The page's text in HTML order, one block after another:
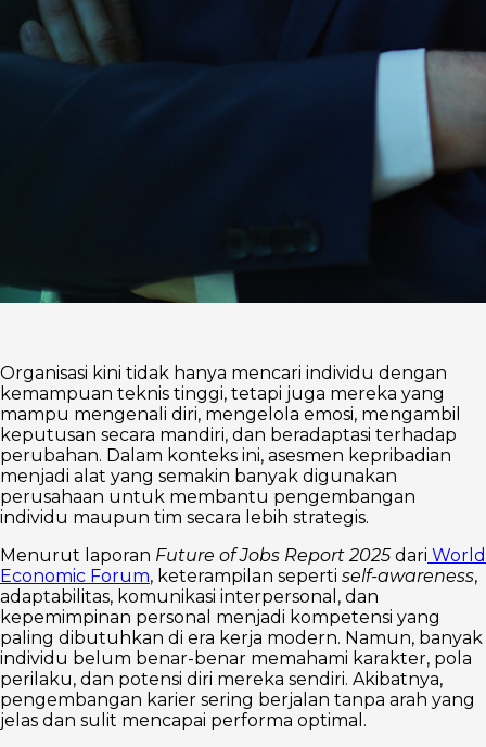
Organisasi kini tidak hanya mencari individu dengan
kemampuan teknis tinggi, tetapi juga mereka yang
mampu mengenali diri, mengelola emosi, mengambil
keputusan secara mandiri, dan beradaptasi terhadap
perubahan. Dalam konteks ini, asesmen kepribadian
menjadi alat yang semakin banyak digunakan
perusahaan untuk membantu pengembangan
individu maupun tim secara lebih strategis.
Menurut laporan Future of Jobs Report 2025dari World
Economic Forum, keterampilan seperti self-awareness,
adaptabilitas, komunikasi interpersonal, dan
kepemimpinan personal menjadi kompetensi yang
paling dibutuhkan di era kerja modern. Namun, banyak
individu belum benar-benar memahami karakter, pola
perilaku, dan potensi diri mereka sendiri. Akibatnya,
pengembangan karier sering berjalan tanpa arah yang
jelas dan sulit mencapai performa optimal.